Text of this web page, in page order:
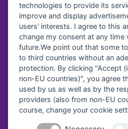
Spendenkonto
Diakonisches Werk
Kreissparkasse Traunstein-
IBAN:DE64 7105 2050 0040
BIC:BYLADEM1TST
Diakonie Service & Pflege
technologies to provide its
improve and display
users' interests. I agree to this
change my consent at any
future.We point out that some
to third countries without an
protection. By clicking "Accept
non-EU countries)", you agree
used by us as well as by the
providers (also from non-EU
course, change your cookie